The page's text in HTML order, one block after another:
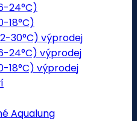
24°C)
18°C)
30°C) výprodej
24°C) výprodej
18°C) výprodej
Aqualung